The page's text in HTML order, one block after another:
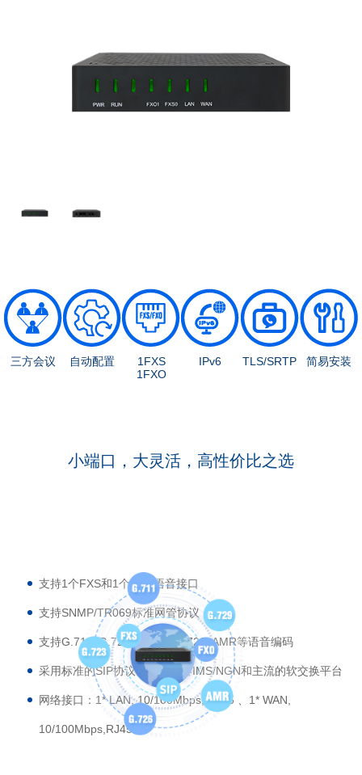
三方会议 自动配置
1FXS
1FXO
IPv6 TLS/SRTP 简易安装
小端口，大灵活，高性价比之选
支持1个FXS和1个FXO语音接口
支持SNMP/TR069标准网管协议
支持G.711, G.729, G.723, G.726, AMR等语音编码
采用标准的SIP协议，完美兼容IMS/NGN和主流的软交换平台
网络接口：1* LAN, 10/100Mbps, RJ45 、1* WAN,
10/100Mbps,RJ45